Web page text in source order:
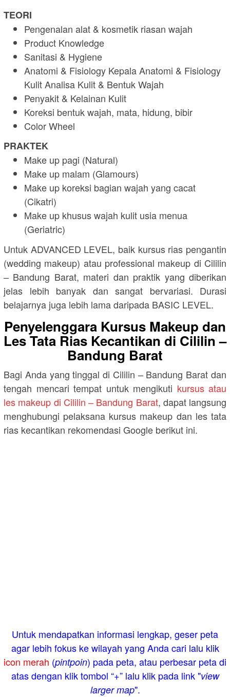
TEORI
Pengenalan alat & kosmetik riasan wajah
Product Knowledge
Sanitasi & Hygiene
Anatomi & Fisiology Kepala Anatomi & Fisiology
Kulit Analisa Kulit & Bentuk Wajah
Penyakit & Kelainan Kulit
Koreksi bentuk wajah, mata, hidung, bibir
Color Wheel
PRAKTEK
Make up pagi (Natural)
Make up malam (Glamours)
Make up koreksi bagian wajah yang cacat
(Cikatri)
Make up khusus wajah kulit usia menua
(Geriatric)
Untuk ADVANCED LEVEL, baik kursus rias pengantin
(wedding makeup) atau professional makeup di Cililin
– Bandung Barat, materi dan praktik yang diberikan
jelas lebih banyak dan sangat bervariasi. Durasi
belajarnya juga lebih lama daripada BASIC LEVEL.
Penyelenggara Kursus Makeup dan
Les Tata Rias Kecantikan di Cililin –
Bandung Barat
Bagi Anda yang tinggal di Cililin – Bandung Barat dan
tengah mencari tempat untuk mengikuti kursus atau
les makeup di Cililin – Bandung Barat, dapat langsung
menghubungi pelaksana kursus makeup dan les tata
rias kecantikan rekomendasi Google berikut ini.
Untuk mendapatkan informasi lengkap, geser peta
agar lebih fokus ke wilayah yang Anda cari lalu klik
icon merah (pintpoin) pada peta, atau perbesar peta di
atas dengan klik tombol “+” lalu klik pada link "view
larger map".